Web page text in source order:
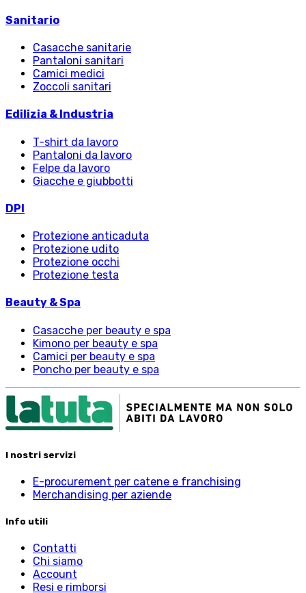
Sanitario
Casacche sanitarie
Pantaloni sanitari
Camici medici
Zoccoli sanitari
Edilizia & Industria
T-shirt da lavoro
Pantaloni da lavoro
Felpe da lavoro
Giacche e giubbotti
DPI
Protezione anticaduta
Protezione udito
Protezione occhi
Protezione testa
Beauty & Spa
Casacche per beauty e spa
Kimono per beauty e spa
Camici per beauty e spa
Poncho per beauty e spa
I nostri servizi
E-procurement per catene e franchising
Merchandising per aziende
Info utili
Contatti
Chi siamo
Account
Resi e rimborsi